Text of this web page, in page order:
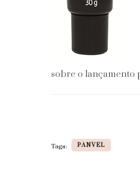
sobre o lançamento
Tags: PANVEL